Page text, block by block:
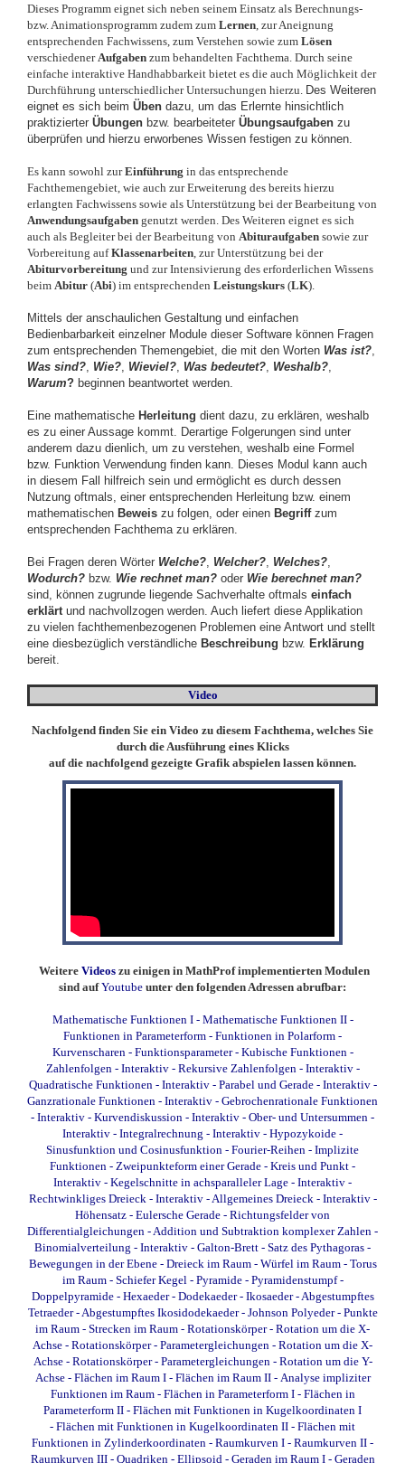
Dieses Programm eignet sich neben seinem Einsatz als Berechnungs-
bzw. Animationsprogramm zudem zum Lernen, zur Aneignung
entsprechenden Fachwissens, zum Verstehen sowie zum Lösen
verschiedenerAufgaben zum behandelten Fachthema. Durch seine
einfache interaktive Handhabbarkeit bietet es die auch Möglichkeit der
Durchführung unterschiedlicher Untersuchungen hierzu. Des Weiteren
eignet es sich beim Üben dazu, um das Erlernte hinsichtlich
praktizierter Übungen bzw. bearbeiteter Übungsaufgaben zu
überprüfen und hierzu erworbenes Wissen festigen zu können.
Es kann sowohl zurEinführung in das entsprechende
Fachthemengebiet, wie auch zur Erweiterung des bereits hierzu
erlangten Fachwissens sowie als Unterstützung bei der Bearbeitung von
Anwendungsaufgaben genutzt werden. Des Weiteren eignet es sich
auch als Begleiter bei der Bearbeitung von Abituraufgaben sowie zur
Vorbereitung aufKlassenarbeiten, zur Unterstützung bei der
Abiturvorbereitung und zur Intensivierung des erforderlichen Wissens
beim Abitur (Abi) im entsprechenden Leistungskurs (LK).
Mittels der anschaulichen Gestaltung und einfachen
Bedienbarbarkeit einzelner Module dieser Software können Fragen
zum entsprechenden Themengebiet, die mit den Worten Was ist?,
Was sind?, Wie?, Wieviel?, Was bedeutet?, Weshalb?,
Warum? beginnen beantwortet werden.
Eine mathematische Herleitung dient dazu, zu erklären, weshalb
es zu einer Aussage kommt. Derartige Folgerungen sind unter
anderem dazu dienlich, um zu verstehen, weshalb eine Formel
bzw. Funktion Verwendung finden kann. Dieses Modul kann auch
in diesem Fall hilfreich sein und ermöglicht es durch dessen
Nutzung oftmals, einer entsprechenden Herleitung bzw. einem
mathematischen Beweis zu folgen, oder einen Begriff zum
entsprechenden Fachthema zu erklären.
Bei Fragen deren Wörter Welche?, Welcher?, Welches?,
Wodurch? bzw. Wie rechnet man? oder Wie berechnet man?
sind, können zugrunde liegende Sachverhalte oftmals einfach
erklärtund nachvollzogen werden. Auch liefert diese Applikation
zu vielen fachthemenbezogenen Problemen eine Antwort und stellt
eine diesbezüglich verständliche Beschreibung bzw. Erklärung
bereit.
Video
Nachfolgend finden Sie ein Video zu diesem Fachthema, welches Sie
durch die Ausführung eines Klicks
auf die nachfolgend gezeigte Grafik abspielen lassen können.
Weitere Videos zu einigen in MathProf implementierten Modulen
sind aufYoutube unter den folgenden Adressen abrufbar:
Mathematische Funktionen I- Mathematische Funktionen II-
Funktionen in Parameterform - Funktionen in Polarform -
Kurvenscharen- Funktionsparameter- Kubische Funktionen-
Zahlenfolgen - Interaktiv- Rekursive Zahlenfolgen - Interaktiv-
Quadratische Funktionen - Interaktiv- Parabel und Gerade - Interaktiv-
Ganzrationale Funktionen - Interaktiv - Gebrochenrationale Funktionen
- Interaktiv - Kurvendiskussion - Interaktiv - Ober- und Untersummen -
Interaktiv - Integralrechnung - Interaktiv - Hypozykoide -
Sinusfunktion und Cosinusfunktion - Fourier-Reihen - Implizite
Funktionen - Zweipunkteform einer Gerade - Kreis und Punkt -
Interaktiv - Kegelschnitte in achsparalleler Lage - Interaktiv -
Rechtwinkliges Dreieck - Interaktiv-Allgemeines Dreieck - Interaktiv-
Höhensatz - Eulersche Gerade - Richtungsfelder von
Differentialgleichungen -Addition und Subtraktion komplexer Zahlen -
Binomialverteilung - Interaktiv - Galton-Brett - Satz des Pythagoras -
Bewegungen in der Ebene- Dreieck im Raum- Würfel im Raum- Torus
im Raum- Schiefer Kegel- Pyramide- Pyramidenstumpf-
Doppelpyramide- Hexaeder- Dodekaeder- Ikosaeder-Abgestumpftes
Tetraeder-Abgestumpftes Ikosidodekaeder- Johnson Polyeder- Punkte
im Raum - Strecken im Raum - Rotationskörper - Rotation um die X-
Achse - Rotationskörper - Parametergleichungen - Rotation um die X-
Achse- Rotationskörper - Parametergleichungen - Rotation um die Y-
Achse- Flächen im Raum I- Flächen im Raum II- Analyse impliziter
Funktionen im Raum- Flächen in Parameterform I- Flächen in
Parameterform II - Flächen mit Funktionen in Kugelkoordinaten I
- Flächen mit Funktionen in Kugelkoordinaten II - Flächen mit
Funktionen in Zylinderkoordinaten - Raumkurven I - Raumkurven II -
Raumkurven III- Quadriken - Ellipsoid- Geraden im Raum I- Geraden